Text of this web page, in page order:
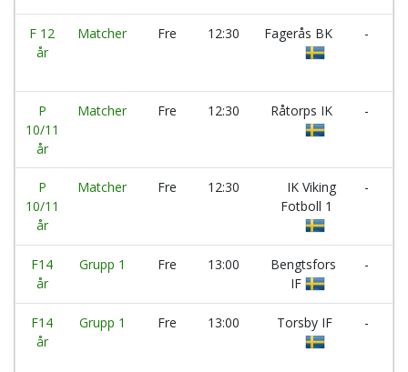
F 12
år
Matcher Fre 12:30 Fagerås BK
-
P
10/11
år
Matcher Fre 12:30 Råtorps IK -
P
10/11
år
Matcher Fre 12:30
IK Viking
Fotboll 1
-
F14
år
Grupp 1 Fre 13:00
Bengtsfors
IF
-
F14
år
Grupp 1 Fre 13:00 Torsby IF
-